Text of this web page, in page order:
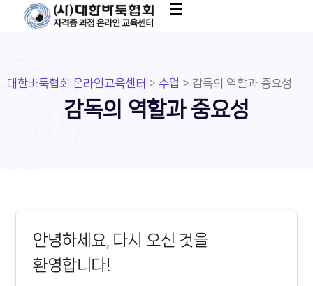
대한바둑협회 온라인교육센터 > 수업 > 감독의 역할과 중요성
감독의 역할과 중요성
안녕하세요, 다시 오신 것을
환영합니다!